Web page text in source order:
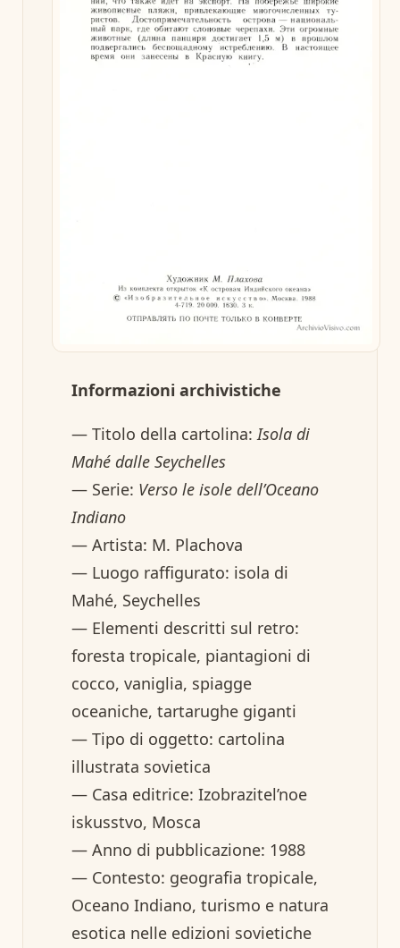
Informazioni archivistiche
— Titolo della cartolina:Isola di
Mahé dalle Seychelles
— Serie: Verso le isole dell’Oceano
Indiano
— Artista: M. Plachova
— Luogo raffigurato: isola di
Mahé, Seychelles
— Elementi descritti sul retro:
foresta tropicale, piantagioni di
cocco, vaniglia, spiagge
oceaniche, tartarughe giganti
— Tipo di oggetto: cartolina
illustrata sovietica
— Casa editrice: Izobrazitel’noe
iskusstvo, Mosca
— Anno di pubblicazione: 1988
— Contesto: geografia tropicale,
Oceano Indiano, turismo e natura
esotica nelle edizioni sovietiche